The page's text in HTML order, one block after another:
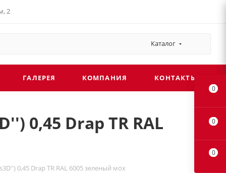
2
Каталог
ГАЛЕРЕЯ КОМПАНИЯ КОНТАКТЫ
0,45 Drap TR RAL
0,45 Drap TR RAL 6005 зеленый мох
0
0
0